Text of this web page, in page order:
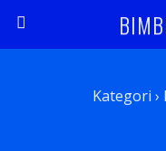
Kategori ›